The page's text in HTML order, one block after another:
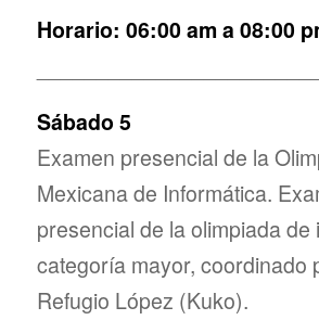
Horario: 06:00 am a 08:00
Sábado 5
Examen presencial de la
Mexicana de Informática.
presencial de la olimpiada de
categoría mayor, coordinado
Refugio López (Kuko).